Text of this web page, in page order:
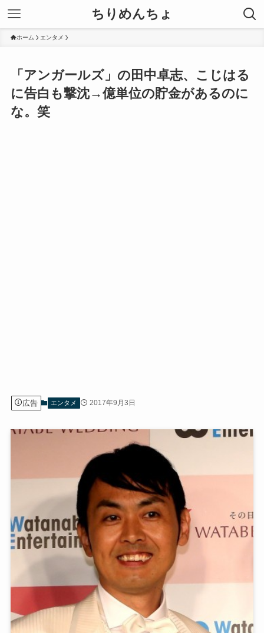
ちりめんちょ
ホーム エンタメ
「アンガールズ」の田中卓志、こじはる
に告白も撃沈→億単位の貯金があるのに
な。笑
広告 エンタメ 2017年9月3日